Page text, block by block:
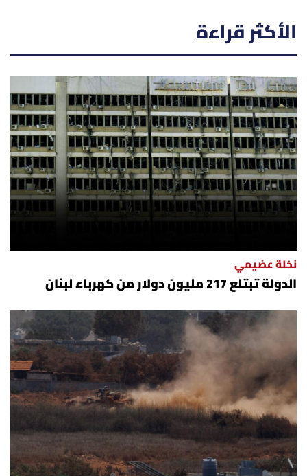
محليات
أسرار
متفرقات
نداء القرّاء
خاص الموقع
كتّابنا
تحت المجهر
آراء
اقتصاد
العالم
الصحافة الإسرائيلية
ثقافة وفنون
الأكثر قراءة
نخلة عضيمي
الدولة تبتلع 217 مليون دولار من كهرباء لبنان